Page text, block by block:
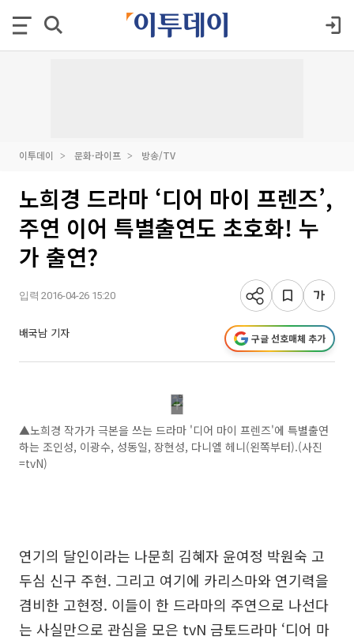
이투데이 문화·라이프 방송/TV
노희경 드라마 ‘디어 마이 프렌즈’,
주연 이어 특별출연도 초호화! 누
가 출연?
입력 2016-04-26 15:20
배국남 기자 구글 선호매체 추가
▲노희경 작가가 극본을 쓰는 드라마 '디어 마이 프렌즈'에 특별출연
하는 조인성, 이광수, 성동일, 장현성, 다니엘 헤니(왼쪽부터).(사진
=tvN)
연기의 달인이라는 나문희 김혜자 윤여정 박원숙 고
두심 신구 주현. 그리고 여기에 카리스마와 연기력을
겸비한 고현정. 이들이 한 드라마의 주연으로 나선다
는 사실만으로 관심을 모은 tvN 금토드라마 ‘디어 마